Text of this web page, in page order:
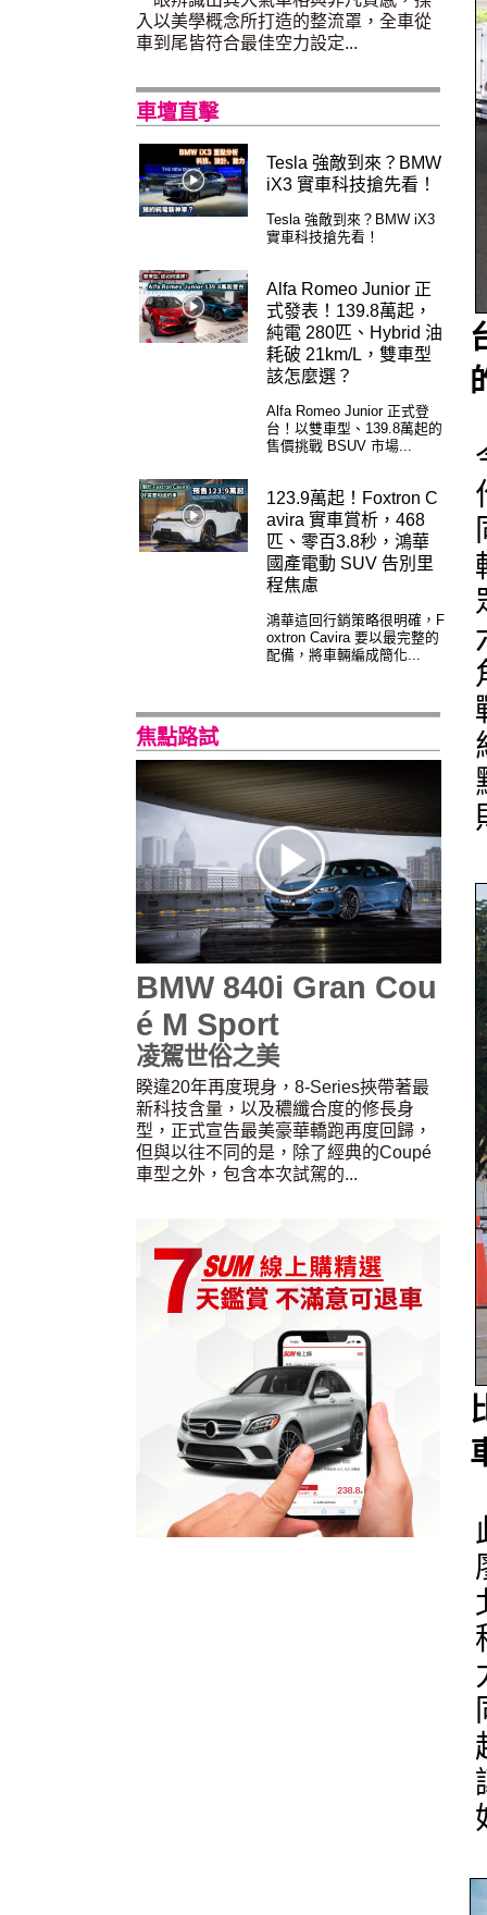
入以美學概念所打造的整流罩，全車從
車到尾皆符合最佳空力設定...
車壇直擊
Tesla 強敵到來？BMW
iX3 實車科技搶先看！
Tesla 強敵到來？BMW iX3
實車科技搶先看！
Alfa Romeo Junior 正
式發表！139.8萬起，
純電 280匹、Hybrid 油
耗破 21km/L，雙車型
該怎麼選？
Alfa Romeo Junior 正式登
台！以雙車型、139.8萬起的
售價挑戰 BSUV 市場...
123.9萬起！Foxtron C
avira 實車賞析，468
匹、零百3.8秒，鴻華
國產電動 SUV 告別里
程焦慮
鴻華這回行銷策略很明確，F
oxtron Cavira 要以最完整的
配備，將車輛編成簡化...
焦點路試
BMW 840i Gran Cou
é M Sport
凌駕世俗之美
睽違20年再度現身，8-Series挾帶著最
新科技含量，以及穠纖合度的修長身
型，正式宣告最美豪華轎跑再度回歸，
但與以往不同的是，除了經典的Coupé
車型之外，包含本次試駕的...